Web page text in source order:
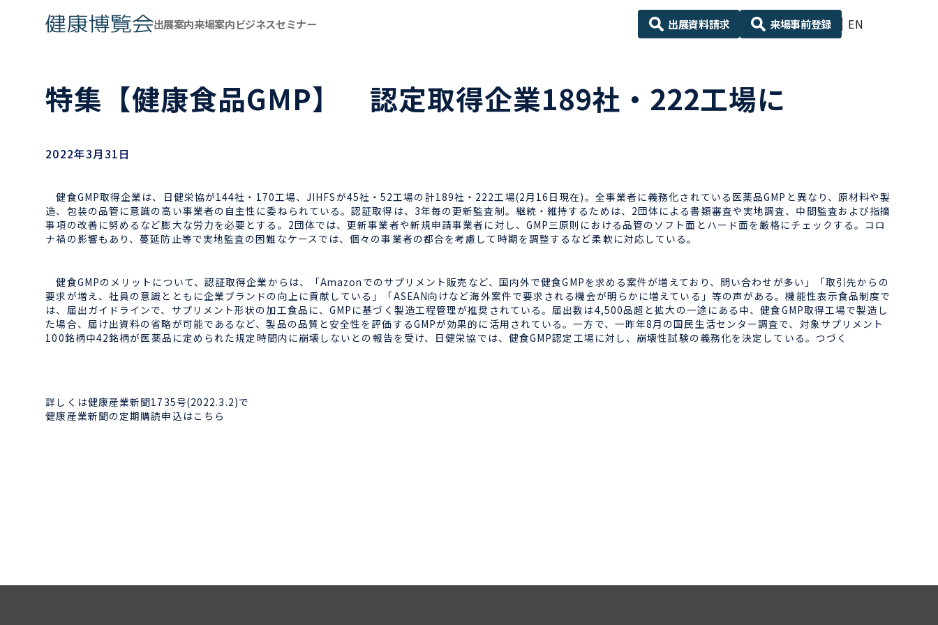
EN
出展案内来場案内ビジネスセミナー 出展資料請求 来場事前登録
特集【健康食品GMP】 認定取得企業189社・222工場に
2022年3月31日
健食GMP取得企業は、日健栄協が144社・170工場、JIHFSが45社・52工場の計189社・222工場(2月16日現在)。全事業者に義務化されている医薬品GMPと異なり、原材料や製
造、包装の品管に意識の高い事業者の自主性に委ねられている。認証取得は、3年毎の更新監査制。継続・維持するためは、2団体による書類審査や実地調査、中間監査および指摘
事項の改善に努めるなど膨大な労力を必要とする。2団体では、更新事業者や新規申請事業者に対し、GMP三原則における品管のソフト面とハード面を厳格にチェックする。コロ
ナ禍の影響もあり、蔓延防止等で実地監査の困難なケースでは、個々の事業者の都合を考慮して時期を調整するなど柔軟に対応している。
健食GMPのメリットについて、認証取得企業からは、「Amazonでのサプリメント販売など、国内外で健食GMPを求める案件が増えており、問い合わせが多い」「取引先からの
要求が増え、社員の意識とともに企業ブランドの向上に貢献している」「ASEAN向けなど海外案件で要求される機会が明らかに増えている」等の声がある。機能性表示食品制度で
は、届出ガイドラインで、サプリメント形状の加工食品に、GMPに基づく製造工程管理が推奨されている。届出数は4,500品超と拡大の一途にある中、健食GMP取得工場で製造し
た場合、届け出資料の省略が可能であるなど、製品の品質と安全性を評価するGMPが効果的に活用されている。一方で、一昨年8月の国民生活センター調査で、対象サプリメント
100銘柄中42銘柄が医薬品に定められた規定時間内に崩壊しないとの報告を受け、日健栄協では、健食GMP認定工場に対し、崩壊性試験の義務化を決定している。つづく
詳しくは健康産業新聞1735号(2022.3.2)で
健康産業新聞の定期購読申込はこちら